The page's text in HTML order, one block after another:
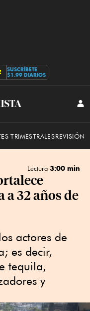
SUSCRÍBETE
$1.99 DIARIOS
TRIMESTRALESREVISIÓN
Lectura 3:00 min
32 años de
actores de
es decir,
tequila,
y